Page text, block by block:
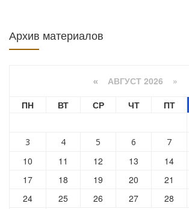
Архив материалов
« АВГУСТ 2026 »
ПН
ВТ СР ЧТ ПТ
3 4 5 6 7
10 11 12 13 14
17
18 19 20 21
24
25 26 27 28